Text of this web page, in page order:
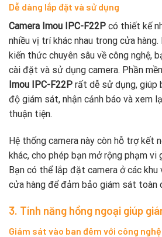
Dễ dàng lắp đặt và sử dụng
Camera Imou IPC-F22P có thiết kế
nhiều vị trí khác nhau trong cửa hàng.
kiến thức chuyên sâu về công nghệ,
cài đặt và sử dụng camera. Phần
Imou IPC-F22P rất dễ sử dụng, giúp
độ giám sát, nhận cảnh báo và xem
thuận tiện.
Hệ thống camera này còn hỗ trợ kết
khác, cho phép bạn mở rộng phạm
Bạn có thể lắp đặt camera ở các khu
cửa hàng để đảm bảo giám sát toàn
3. Tính năng hồng ngoại giúp
Giám sát vào ban đêm với công